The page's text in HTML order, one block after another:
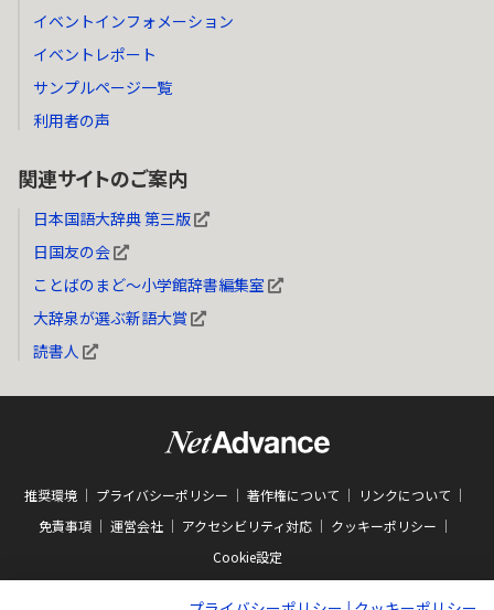
イベントインフォメーション
イベントレポート
サンプルページ一覧
利用者の声
関連サイトのご案内
日本国語大辞典 第三版
日国友の会
ことばのまど～小学館辞書編集室
大辞泉が選ぶ新語大賞
読書人
推奨環境 プライバシーポリシー 著作権について
リンクについて
免責事項
運営会社 アクセシビリティ対応
クッキーポリシー
Cookie設定